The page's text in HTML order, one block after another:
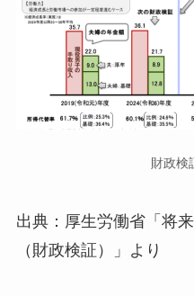
財政検
出典：厚生労働省「将
（財政検証）」より